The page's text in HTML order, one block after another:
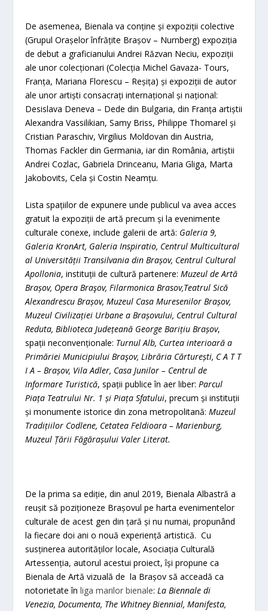
De asemenea, Bienala va conține și expoziții colective
(Grupul Orașelor înfrățite Brașov – Nurnberg) expoziția
de debut a graficianului Andrei Răzvan Neciu, expoziții
ale unor colecționari (Colecția Michel Gavaza- Tours,
Franța, Mariana Florescu – Reșița) și expoziții de autor
ale unor artiști consacrați internațional și național:
Desislava Deneva – Dede din Bulgaria, din Franța artiștii
Alexandra Vassilikian, Samy Briss, Philippe Thomarel și
Cristian Paraschiv, Virgilius Moldovan din Austria,
Thomas Fackler din Germania, iar din România, artiștii
Andrei Cozlac, Gabriela Drinceanu, Maria Gliga, Marta
Jakobovits, Cela și Costin Neamțu.
Lista spațiilor de expunere unde publicul va avea acces
gratuit la expoziții de artă precum și la evenimente
culturale conexe, include galerii de artă: Galeria 9,
Galeria KronArt, Galeria Inspiratio, Centrul Multicultural
al Universității Transilvania din Brașov, Centrul Cultural
Apollonia, instituții de cultură partenere:Muzeul de Artă
Brașov, Opera Braşov, Filarmonica Brasov,Teatrul Sică
Alexandrescu Brașov, Muzeul Casa Muresenilor Brașov,
Muzeul Civilizației Urbane a Brașovului, Centrul Cultural
Reduta, Biblioteca Județeană George Barițiu Brașov,
spații neconvenționale: Turnul Alb, Curtea interioară a
Primăriei Municipiului Braşov, Librăria Cărturești, C A T T
I A – Brașov, Vila Adler, Casa Junilor – Centrul de
Informare Turistică, spații publice în aer liber:Parcul
Piața Teatrului Nr. 1 și Piața Sfatului, precum și instituții
și monumente istorice din zona metropolitană:Muzeul
Tradițiilor Codlene, Cetatea Feldioara – Marienburg,
Muzeul Țării Făgărașului Valer Literat.
De la prima sa ediție, din anul 2019, Bienala Albastră a
reușit să poziționeze Brașovul pe harta evenimentelor
culturale de acest gen din țară și nu numai, propunând
la fiecare doi ani o nouă experiență artistică. Cu
susținerea autorităților locale, Asociația Culturală
Artessenția, autorul acestui proiect, își propune ca
Bienala de Artă vizuală de la Brașov să acceadă ca
notorietate înliga marilor bienale:La Biennale di
Venezia, Documenta, The Whitney Biennial, Manifesta,